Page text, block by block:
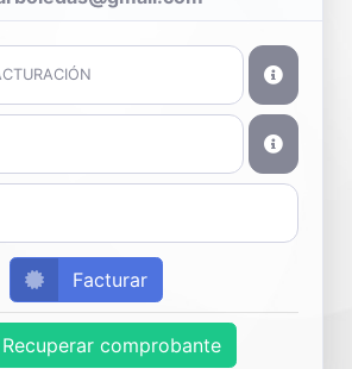
Facturar
Recuperar comprobante